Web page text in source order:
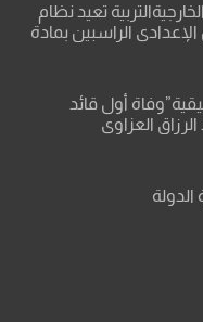
تعيد نظام
الراسبين بمادة
أول قائد
العزاوي
الدولة